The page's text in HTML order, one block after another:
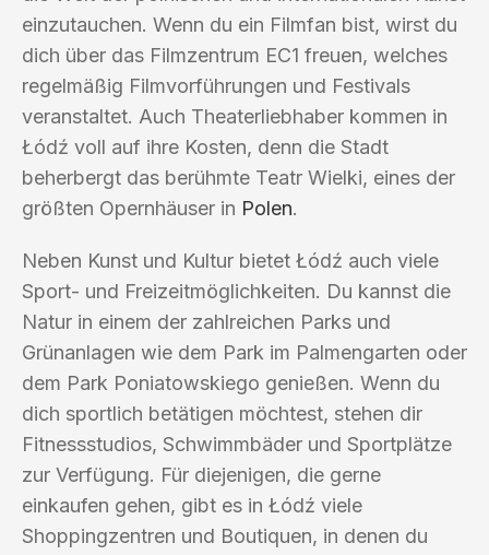
einzutauchen. Wenn du ein Filmfan bist, wirst du
dich über das Filmzentrum EC1 freuen, welches
regelmäßig Filmvorführungen und Festivals
veranstaltet. Auch Theaterliebhaber kommen in
Łódź voll auf ihre Kosten, denn die Stadt
beherbergt das berühmte Teatr Wielki, eines der
größten Opernhäuser in Polen.
Neben Kunst und Kultur bietet Łódź auch viele
Sport- und Freizeitmöglichkeiten. Du kannst die
Natur in einem der zahlreichen Parks und
Grünanlagen wie dem Park im Palmengarten oder
dem Park Poniatowskiego genießen. Wenn du
dich sportlich betätigen möchtest, stehen dir
Fitnessstudios, Schwimmbäder und Sportplätze
zur Verfügung. Für diejenigen, die gerne
einkaufen gehen, gibt es in Łódź viele
Shoppingzentren und Boutiquen, in denen du